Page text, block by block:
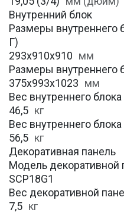
Внутренний блок
Размеры внутреннего
Г)
293x910x910 мм
Размеры внутреннего
375x993x1023 мм
Вес внутреннего
46,5 кг
Вес внутреннего
56,5 кг
Декоративная панель
Модель декоративной
SCP18G1
Вес декоративной
7,5 кг